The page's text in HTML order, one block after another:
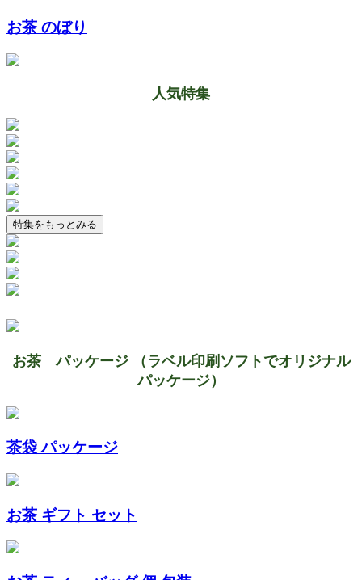
お茶 のぼり
人気特集
特集をもっとみる
お茶 パッケージ （ラベル印刷ソフトでオリジナル
パッケージ）
茶袋 パッケージ
お茶 ギフト セット